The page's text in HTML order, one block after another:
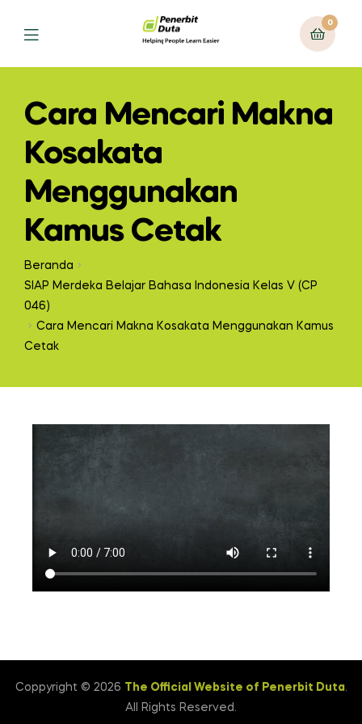
0
Cara Mencari Makna
Kosakata
Menggunakan
Kamus Cetak
Beranda
SIAP Merdeka Belajar Bahasa Indonesia Kelas V (CP
046)
Cara Mencari Makna Kosakata Menggunakan Kamus
Cetak
Coppyright © 2026 The Official Website of Penerbit Duta.
All Rights Reserved.